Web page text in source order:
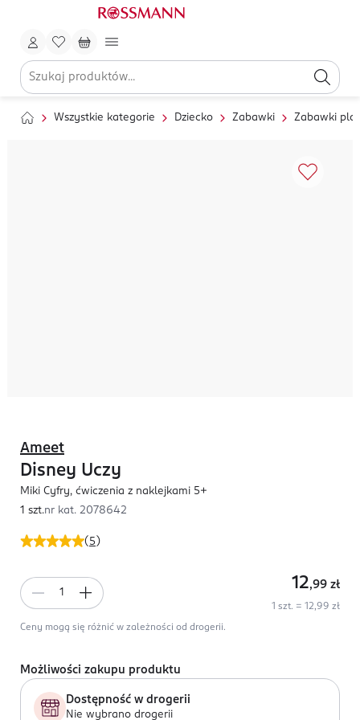
Wszystkie kategorie Dziecko Zabawki Zabawki
( 5 )
Ameet
Disney Uczy
Miki Cyfry, ćwiczenia z naklejkami 5+
1 szt.nr kat. 2078642
12,99 zł
1 szt. = 12,99 zł
Ceny mogą się różnić w zależności od drogerii.
Możliwości zakupu produktu
Dostępność w drogerii
Nie wybrano drogerii